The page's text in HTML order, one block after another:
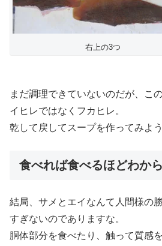
右上の3つ
まだ調理できていないのだが、こ
イヒレではなくフカヒレ。
乾して戻してスープを作ってみよう
食べれば食べるほどわか
結局、サメとエイなんて人間様の
すぎないのでありますな。
胴体部分を食べたり、触って質感